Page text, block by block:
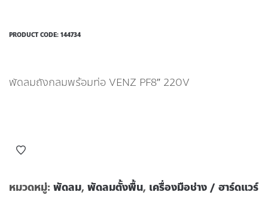
PRODUCT CODE: 144734
พัดลมถังกลมพร้อมท่อ VENZ PF8″ 220V
หมวดหมู่: พัดลม, พัดลมตั้งพื้น, เครื่องมือช่าง / ฮาร์ดแวร์